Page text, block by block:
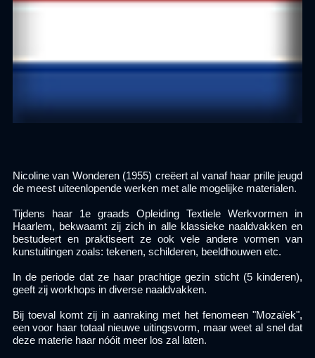
Nicoline van Wonderen (1955) creëert al vanaf haar prille jeugd
de meest uiteenlopende werken met alle mogelijke materialen.
Tijdens haar 1e graads Opleiding Textiele Werkvormen in
Haarlem, bekwaamt zij zich in alle klassieke naaldvakken en
bestudeert en praktiseert ze ook vele andere vormen van
kunstuitingen zoals: tekenen, schilderen, beeldhouwen etc.
In de periode dat ze haar prachtige gezin sticht (5 kinderen),
geeft zij workhops in diverse naaldvakken.
Bij toeval komt zij in aanraking met het fenomeen "Mozaïek",
een voor haar totaal nieuwe uitingsvorm, maar weet al snel dat
deze materie haar nóóit meer los zal laten.